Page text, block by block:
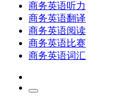
商务英语听力
商务英语翻译
商务英语阅读
商务英语比赛
商务英语词汇